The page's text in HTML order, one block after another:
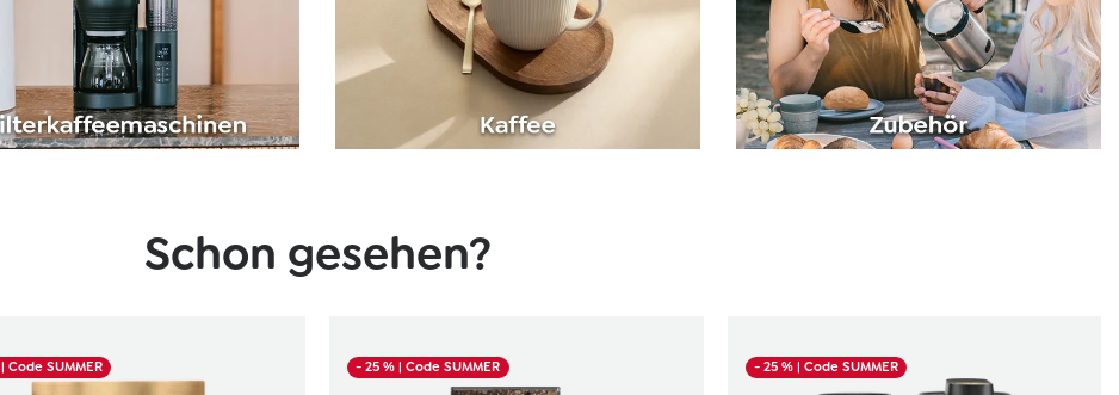
Schon gesehen?
| Code SUMMER - 25 %| Code SUMMER - 25 % | Code SUMMER